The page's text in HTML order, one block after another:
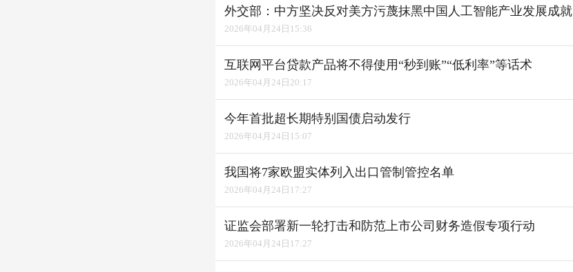
外交部：中方坚决反对美方污蔑抹黑中国人工智能产业发展成就
2026年04月24日15:36
互联网平台贷款产品将不得使用“秒到账”“低利率”等话术
2026年04月24日20:17
今年首批超长期特别国债启动发行
2026年04月24日15:07
我国将7家欧盟实体列入出口管制管控名单
2026年04月24日17:27
证监会部署新一轮打击和防范上市公司财务造假专项行动
2026年04月24日17:27